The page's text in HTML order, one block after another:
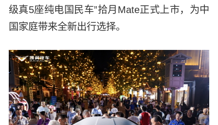
级真5座纯电国民车”拾月Mate正式上市，为中
国家庭带来全新出行选择。